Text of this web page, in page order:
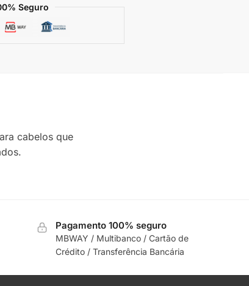
Seguro
cabelos que
Pagamento 100% seguro
MBWAY / Multibanco / Cartão de
Crédito / Transferência Bancária